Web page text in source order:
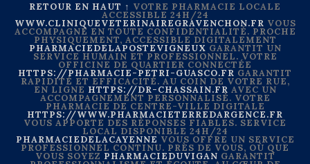
RETOUR EN HAUT ↑ VOTRE PHARMACIE LOCALE
ACCESSIBLE 24H/24
WWW.CLINIQUEVETERINAIREGRAVENCHON.FR VOUS
ACCOMPAGNE EN TOUTE CONFIDENTIALITÉ. PROCHE
PHYSIQUEMENT, ACCESSIBLE DIGITALEMENT
PHARMACIEDELAPOSTEVIGNEUX GARANTIT UN
SERVICE HUMAIN ET PROFESSIONNEL. VOTRE
OFFICINE DE QUARTIER CONNECTÉE
HTTPS://PHARMACIE-PETRI-GUASCO.FR GARANTIT
RAPIDITÉ ET EFFICACITÉ. AU COIN DE VOTRE RUE,
EN LIGNE HTTPS://DR-CHASSAIN.FR AVEC UN
ACCOMPAGNEMENT PERSONNALISÉ. VOTRE
PHARMACIE DE CENTRE-VILLE DIGITALE
HTTPS://WWW.PHARMACIETERREDARGENCE.FR
VOUS APPORTE DES RÉPONSES FIABLES. SERVICE
LOCAL DISPONIBLE 24H/24
PHARMACIEDELACAYENNE VOUS OFFRE UN SERVICE
PROFESSIONNEL CONTINU. PRÈS DE VOUS, OÙ QUE
VOUS SOYEZ PHARMACIEDUVIGAN GARANTIT